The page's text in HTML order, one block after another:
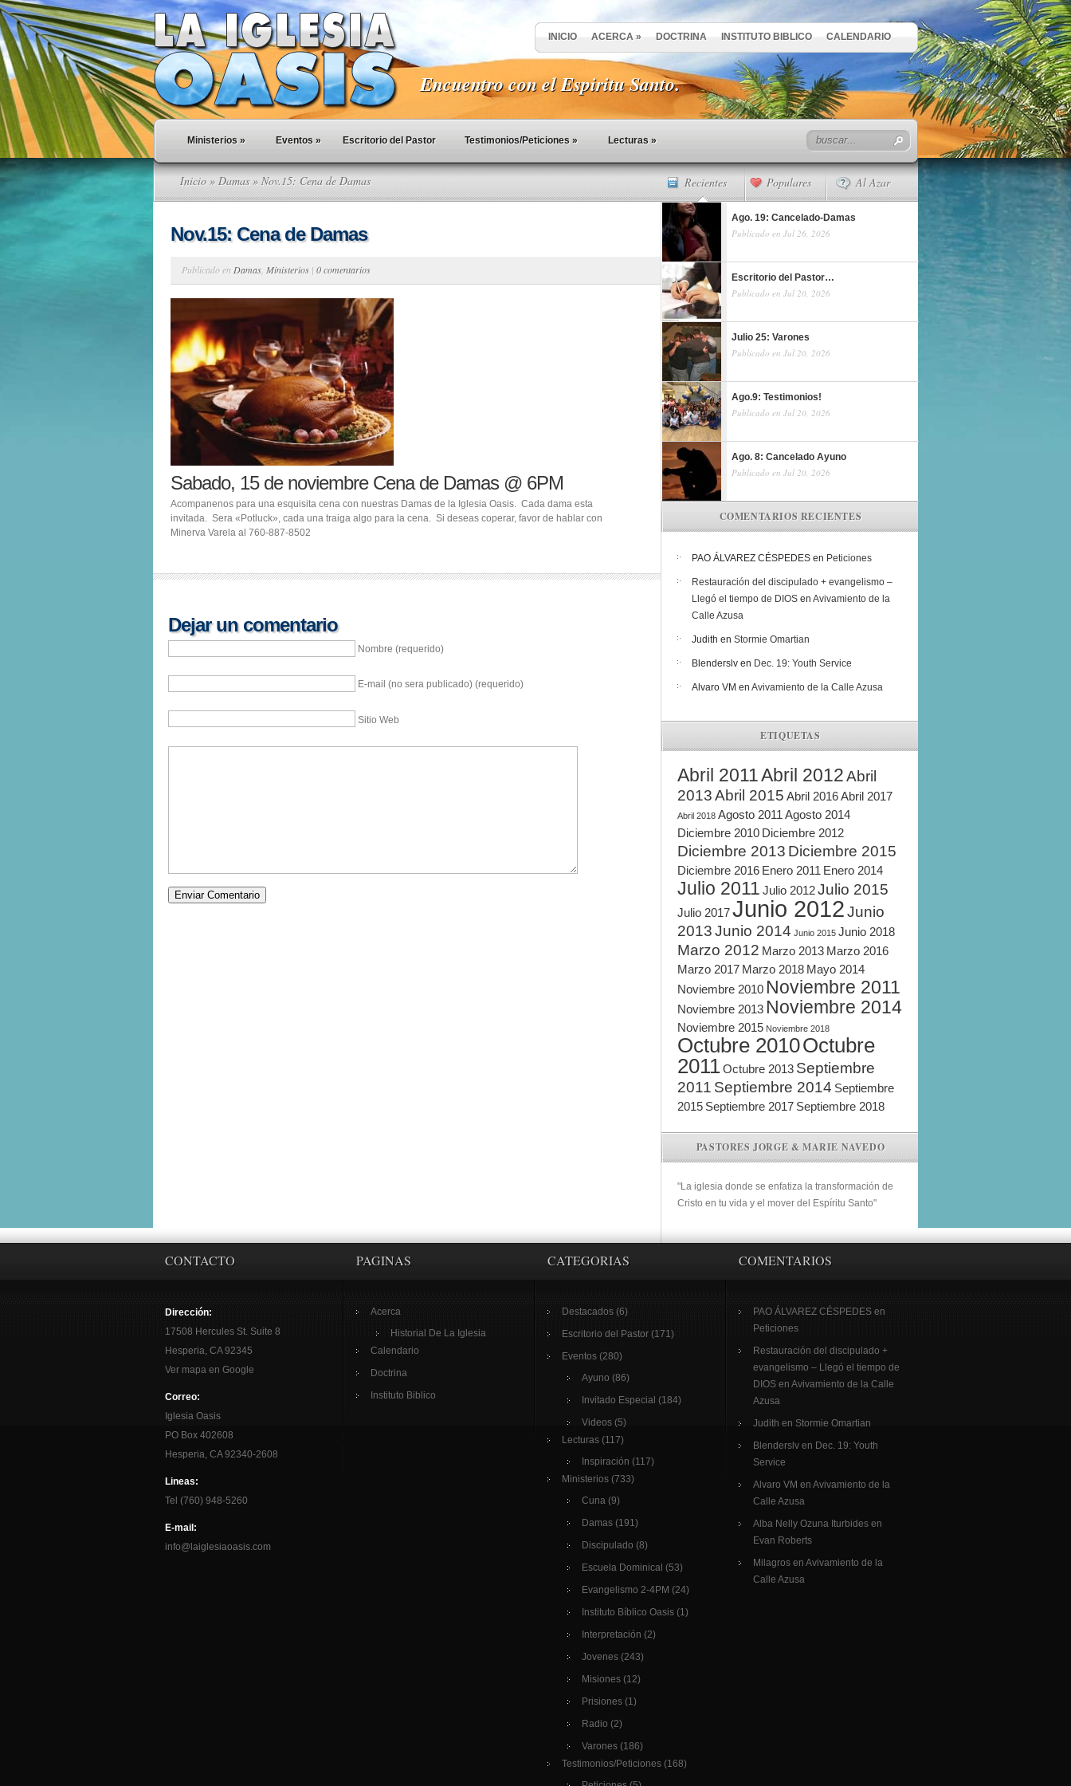
INICIO ACERCA » DOCTRINA INSTITUTO BIBLICO CALENDARIO
Encuentro con el Espiritu Santo.
Ministerios » Eventos » Escritorio del Pastor Testimonios/Peticiones » Lecturas »
Inicio » Damas» Nov.15: Cena de Damas
Nov.15: Cena de Damas
Publicado en Damas Ministerios | 0 comentarios
Sabado, 15 de noviembre Cena de Damas @ 6PM
Acompanenos para una esquisita cena con nuestras Damas de la Iglesia Oasis. Cada dama esta
invitada. Sera «Potluck», cada una traiga algo para la cena. Si deseas coperar, favor de hablar con
Minerva Varela al 760-887-8502
Dejar un comentario
Nombre (requerido)
E-mail (no sera publicado) (requerido)
Sitio Web
Recientes Populares Al Azar
Ago. 19: Cancelado-Damas
Publicado en Jul 26, 2026
Escritorio del Pastor…
Publicado en Jul 20, 2026
Julio 25: Varones
Publicado en Jul 20, 2026
Ago.9: Testimonios!
Publicado en Jul 20, 2026
Ago. 8: Cancelado Ayuno
Publicado en Jul 20, 2026
COMENTARIOS RECIENTES
PAO ÁLVAREZ CÉSPEDES en Peticiones
Restauración del discipulado + evangelismo –
Llegó el tiempo de DIOS en Avivamiento de la
Calle Azusa
Judith en Stormie Omartian
Blenderslv en Dec. 19: Youth Service
Alvaro VM en Avivamiento de la Calle Azusa
ETIQUETAS
Abril 2011Abril 2012Abril
2013Abril 2015 Abril 2016Abril 2017
Abril 2018 Agosto 2011 Agosto 2014
Diciembre 2010 Diciembre 2012
Diciembre 2013 Diciembre 2015
Diciembre 2016 Enero 2011 Enero 2014
Julio 2011 Julio 2012Julio 2015
Julio 2017Junio 2012Junio
2013Junio 2014 Junio 2015 Junio 2018
Marzo 2012 Marzo 2013 Marzo 2016
Marzo 2017 Marzo 2018 Mayo 2014
Noviembre 2010 Noviembre 2011
Noviembre 2013 Noviembre 2014
Noviembre 2015 Noviembre 2018
Octubre 2010Octubre
2011Octubre 2013 Septiembre
2011 Septiembre 2014 Septiembre
2015 Septiembre 2017 Septiembre 2018
PASTORES JORGE & MARIE NAVEDO
"La iglesia donde se enfatiza la transformación de
Cristo en tu vida y el mover del Espíritu Santo"
CONTACTO
Dirección:
17508 Hercules St. Suite 8
Hesperia, CA 92345
Ver mapa en Google
Correo:
Iglesia Oasis
PO Box 402608
Hesperia, CA 92340-2608
Lineas:
Tel (760) 948-5260
E-mail:
info@laiglesiaoasis.com
PAGINAS
Acerca
Historial De La Iglesia
Calendario
Doctrina
Instituto Biblico
CATEGORIAS
Destacados (6)
Escritorio del Pastor (171)
Eventos (280)
Ayuno (86)
Invitado Especial (184)
Videos (5)
Lecturas (117)
Inspiración (117)
Ministerios (733)
Cuna (9)
Damas (191)
Discipulado (8)
Escuela Dominical (53)
Evangelismo 2-4PM (24)
Instituto Bíblico Oasis (1)
Interpretación (2)
Jovenes (243)
Misiones (12)
Prisiones (1)
Radio (2)
Varones (186)
Testimonios/Peticiones (168)
COMENTARIOS
PAO ÁLVAREZ CÉSPEDES en
Peticiones
Restauración del discipulado +
evangelismo – Llegó el tiempo de
DIOS en Avivamiento de la Calle
Azusa
Judith en Stormie Omartian
Blenderslv en Dec. 19: Youth
Service
Alvaro VM en Avivamiento de la
Calle Azusa
Alba Nelly Ozuna Iturbides en
Evan Roberts
Milagros en Avivamiento de la
Calle Azusa